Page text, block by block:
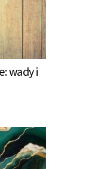
wady i